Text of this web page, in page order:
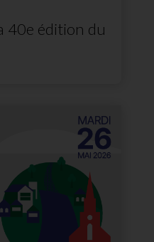
40e édition du